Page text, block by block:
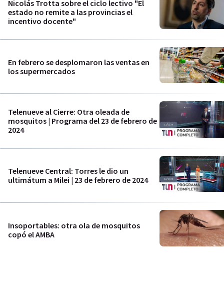
Nicolás Trotta sobre el ciclo lectivo "El
estado no remite a las provincias el
incentivo docente"
En febrero se desplomaron las ventas en
los supermercados
Telenueve al Cierre: Otra oleada de
mosquitos | Programa del 23 de febrero de
2024
Telenueve Central: Torres le dio un
ultimátum a Milei | 23 de febrero de 2024
Insoportables: otra ola de mosquitos
copó el AMBA